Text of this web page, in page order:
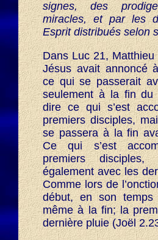
signes, des
miracles, et par les
Esprit distribués selon
Dans Luc 21,
Jésus avait annoncé
ce qui se passerait
seulement à la fin du
dire ce qui s’est
premiers disciples,
se passera à la fin
Ce qui s’est
premiers disciples,
également avec les
Comme lors de
début, en son
même à la fin; la
dernière pluie (Joël